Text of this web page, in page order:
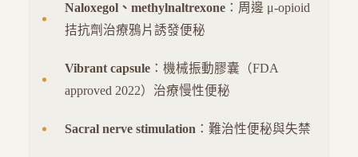
Naloxegol、methylnaltrexone ：周邊 μ-opioid
拮抗劑治療鴉片誘發便秘
Vibrant capsule ：機械振動膠囊（FDA
approved 2022）治療慢性便秘
Sacral nerve stimulation ：難治性便秘與失禁